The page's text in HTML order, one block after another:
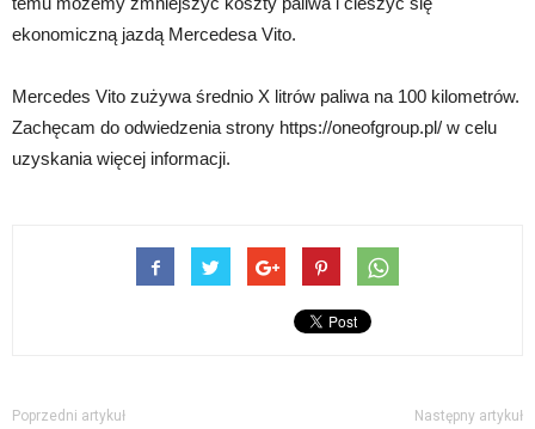
ekonomiczną jazdą Mercedesa Vito.
Mercedes Vito zużywa średnio X litrów paliwa na 100 kilometrów.
Zachęcam do odwiedzenia strony https://oneofgroup.pl/ w celu
uzyskania więcej informacji.
Poprzedni artykuł Następny artykuł